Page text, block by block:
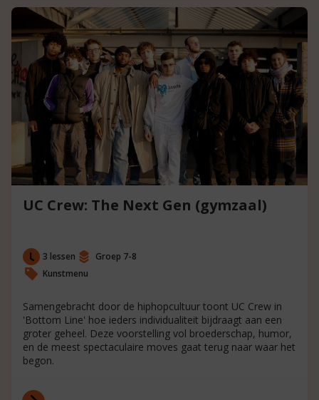
UC Crew: The Next Gen (gymzaal)
3 lessen
Groep 7-8
Kunstmenu
Samengebracht door de hiphopcultuur toont UC Crew in
'Bottom Line' hoe ieders individualiteit bijdraagt aan een
groter geheel. Deze voorstelling vol broederschap, humor,
en de meest spectaculaire moves gaat terug naar waar het
begon.